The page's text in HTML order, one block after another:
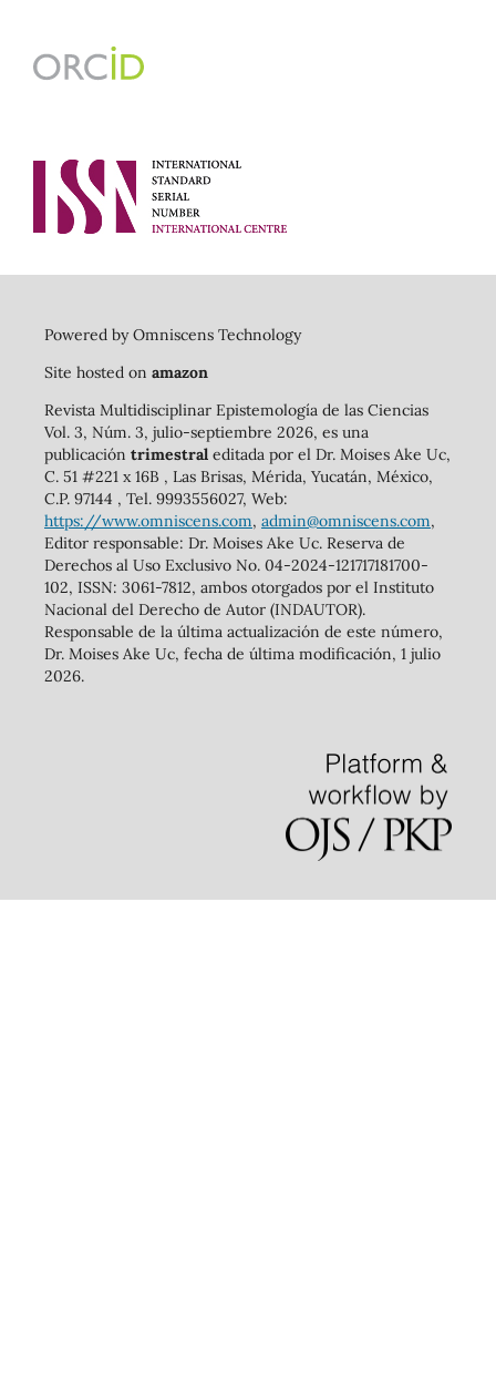
Powered by Omniscens Technology
Site hosted on amazon
Revista Multidisciplinar Epistemología de las Ciencias
Vol. 3, Núm. 3, julio-septiembre 2026, es una
publicación trimestraleditada por el Dr. Moises Ake Uc,
C. 51 #221 x 16B , Las Brisas, Mérida, Yucatán, México,
C.P. 97144 , Tel. 9993556027, Web:
https://www.omniscens.com, admin@omniscens.com,
Editor responsable: Dr. Moises Ake Uc. Reserva de
Derechos al Uso Exclusivo No. 04-2024-121717181700-
102, ISSN: 3061-7812, ambos otorgados por el Instituto
Nacional del Derecho de Autor (INDAUTOR).
Responsable de la última actualización de este número,
Dr. Moises Ake Uc, fecha de última modificación, 1 julio
2026.